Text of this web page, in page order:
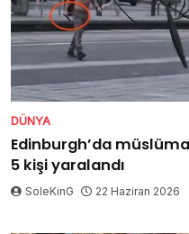
DÜNYA
Edinburgh’da
5 kişi yaralandı
SoleKinG 22 Haziran 2026